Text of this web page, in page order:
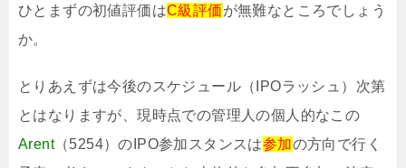
ひとまずの初値評価はC級評価が無難なところでしょう
か。
とりあえずは今後のスケジュール（IPOラッシュ）次第
とはなりますが、現時点での管理人の個人的なこの
Arent（5254）のIPO参加スタンスは参加の方向で行く